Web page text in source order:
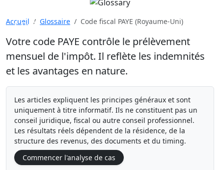
Code fiscal PAYE (Royaume-
Uni)
Accueil Glossaire Code fiscal PAYE (Royaume-Uni)
Votre code PAYE contrôle le prélèvement
mensuel de l'impôt. Il reflète les indemnités
et les avantages en nature.
Les articles expliquent les principes généraux et sont
uniquement à titre informatif. Ils ne constituent pas un
conseil juridique, fiscal ou autre conseil professionnel.
Les résultats réels dépendent de la résidence, de la
structure des revenus, des documents et du timing.
Commencer l'analyse de cas